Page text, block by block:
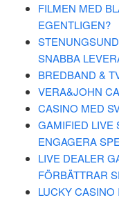
FILMEN MED
EGENTLIGEN?
SNABBA
BREDBAND &
VERA&JOHN
CASINO MED
GAMIFIED LIVE
ENGAGERA
LIVE DEALER
FÖRBÄTTRAR
LUCKY